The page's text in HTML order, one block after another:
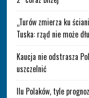
„Turów zmierza ku
Tuska: rząd nie może
Kaucja nie odstrasza
uszczelnić
Ilu Polaków, tyle